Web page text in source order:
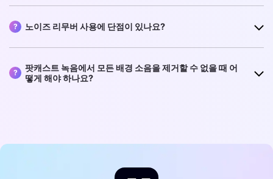
? 노이즈 리무버 사용에 단점이 있나요?
?
팟캐스트 녹음에서 모든 배경 소음을 제거할 수 없을 때 어
떻게 해야 하나요?